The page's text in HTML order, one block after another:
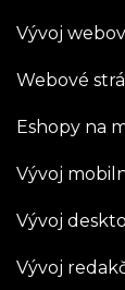
Vývoj
Webové
Eshopy na
Vývoj
Vývoj
Vývoj